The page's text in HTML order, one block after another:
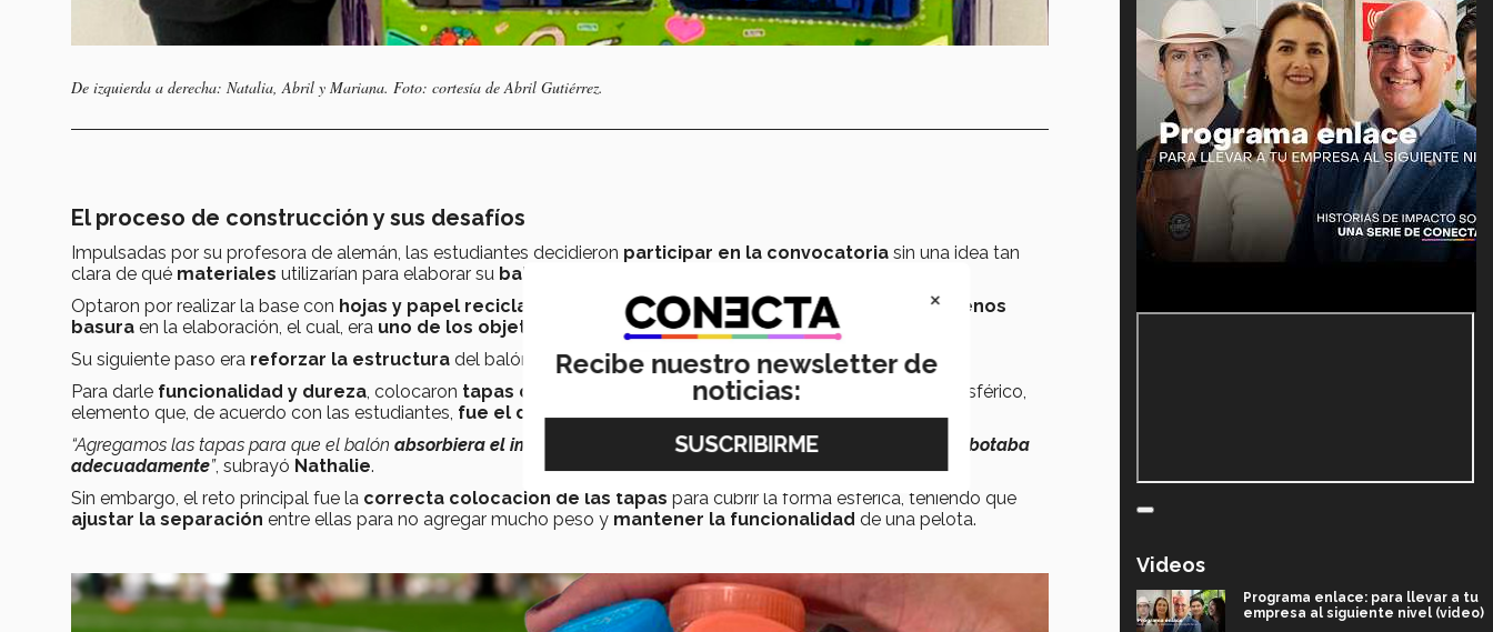
De izquierda a derecha: Natalia, Abril y Mariana. Foto: cortesía de Abril Gutiérrez.
El proceso de construcción y sus desafíos
Impulsadas por su profesora de alemán, las estudiantes decidieron participar en la convocatoria sin una idea tan
clara de qué materiales utilizarían para elaborar su balón
Optaron por realizar la base con hojas y papel reciclado . Reutilizar dichos materiales ayudó a
producir menos
basura en la elaboración, el cual, era uno de los objetivos
del reto.
Su siguiente paso era reforzar la estructura del balón, para lo cual utilizaronplástico reciclado y silicón
Para darle funcionalidad y dureza, colocaron tapas de refrescos
recicladas en la estructura externa del esférico,
elemento que, de acuerdo con las estudiantes, fue el diferenciadorde su diseño.
“Agregamos las tapas para que el balón absorbiera el impacto . Incluso se notaba queel balón servía
rebotaba
adecuadamente”, subrayó Nathalie.
Sin embargo, el reto principal fue la correcta colocación de las tapas para cubrir la forma esférica, teniendo que
ajustar la separación entre ellas para no agregar mucho peso y mantener la funcionalidad de una pelota.
Videos
Programa enlace: para llevar a tu
empresa al siguiente nivel (video)
×
Recibe nuestro newsletter de
noticias: